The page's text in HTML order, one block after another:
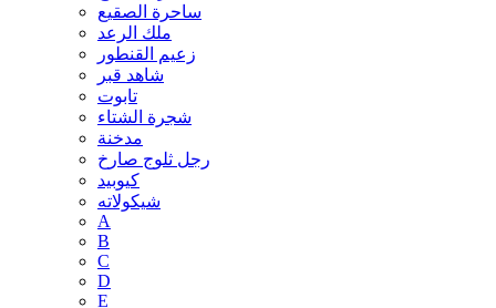
ساحرة الصقيع
ملك الرعد
زعيم القنطور
شاهد قبر
تابوت
شجرة الشتاء
مدخنة
رجل ثلوج صارخ
كيوبيد
شيكولاته
A
B
C
D
E